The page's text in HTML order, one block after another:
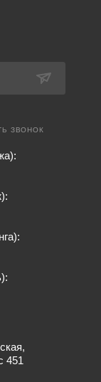
ЗВОНОК
451